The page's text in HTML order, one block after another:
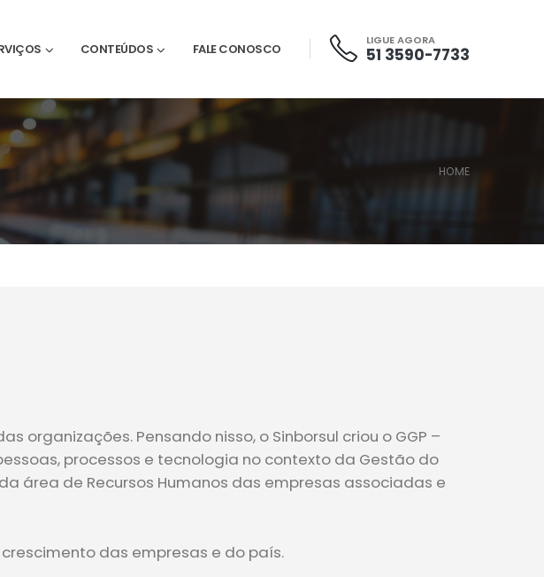
CONTEÚDOS FALE CONOSCO
LIGUE AGORA
51 3590-7733
HOME
Pensando nisso, o Sinborsul criou o GGP –
processos e tecnologia no contexto da Gestão do
área de Recursos Humanos das empresas associadas e
das empresas e do país.